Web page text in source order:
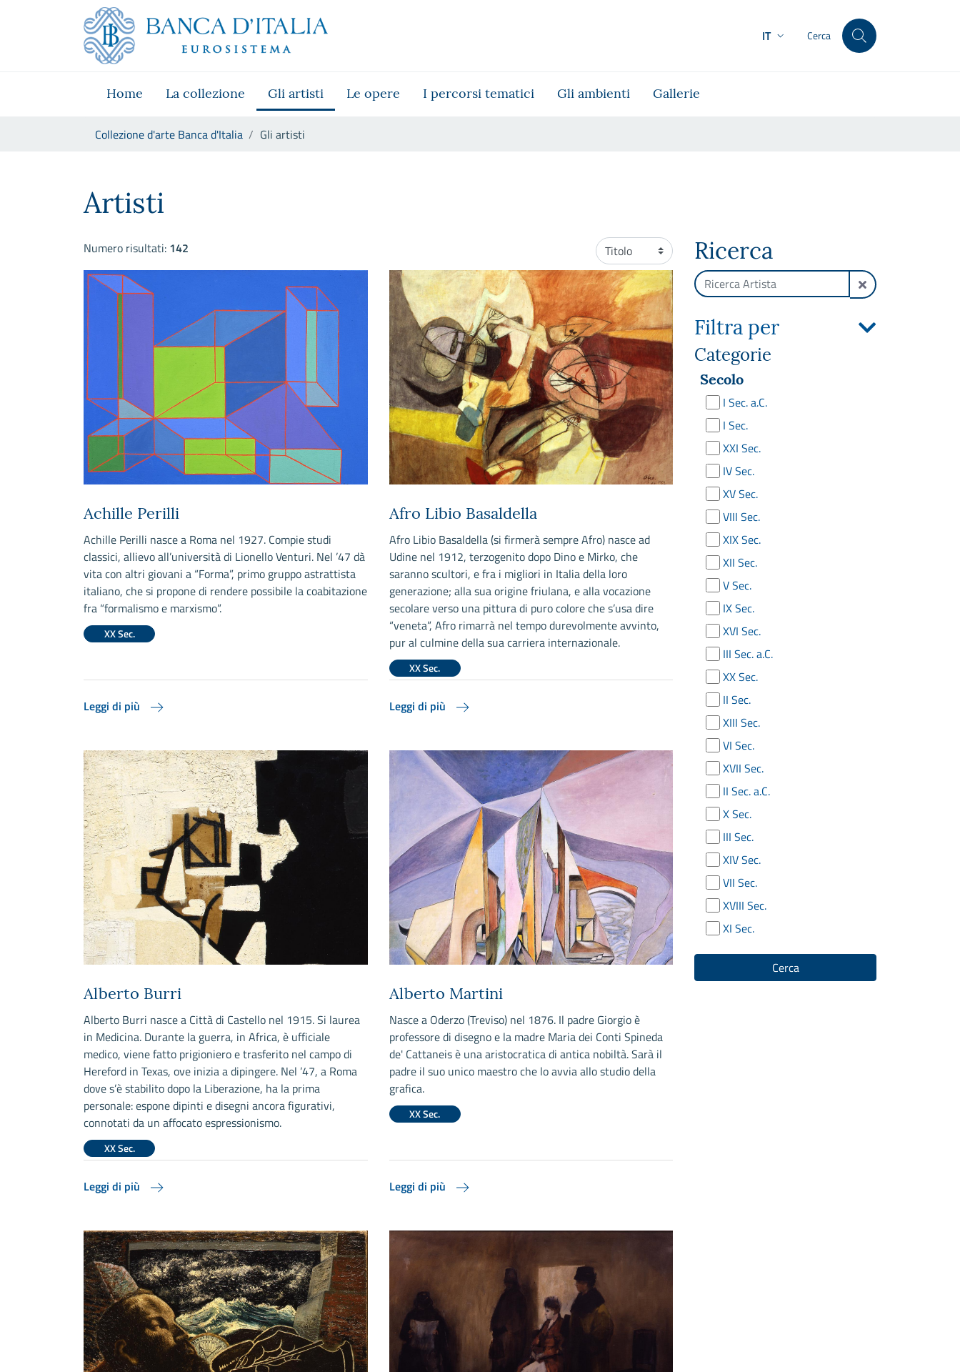
Skip to Main Content
Vai al sito istituzionale
Vai al menu di navigazione
Vai alla ricerca
Vai ai contenuti
IT Cerca
Home La collezione Gli artisti Le opere I percorsi tematici Gli ambienti Gallerie
Collezione d'arte Banca d'Italia Gli artisti
Artisti
Numero risultati: 142 Ordinamento
Achille Perilli
Achille Perilli nasce a Roma nel 1927. Compie studi
classici, allievo all’università di Lionello Venturi. Nel ’47 dà
vita con altri giovani a “Forma”, primo gruppo astrattista
italiano, che si propone di rendere possibile la coabitazione
fra “formalismo e marxismo”.
XX Sec.
Leggi di più
Afro Libio Basaldella
Afro Libio Basaldella (si firmerà sempre Afro) nasce ad
Udine nel 1912, terzogenito dopo Dino e Mirko, che
saranno scultori, e fra i migliori in Italia della loro
generazione; alla sua origine friulana, e alla vocazione
secolare verso una pittura di puro colore che s’usa dire
“veneta”, Afro rimarrà nel tempo durevolmente avvinto,
pur al culmine della sua carriera internazionale.
XX Sec.
Leggi di più
Alberto Burri
Alberto Burri nasce a Città di Castello nel 1915. Si laurea
in Medicina. Durante la guerra, in Africa, è ufficiale
medico, viene fatto prigioniero e trasferito nel campo di
Hereford in Texas, ove inizia a dipingere. Nel ’47, a Roma
dove s’è stabilito dopo la Liberazione, ha la prima
personale: espone dipinti e disegni ancora figurativi,
connotati da un affocato espressionismo.
XX Sec.
Leggi di più
Alberto Martini
Nasce a Oderzo (Treviso) nel 1876. Il padre Giorgio è
professore di disegno e la madre Maria dei Conti Spineda
de' Cattaneis è una aristocratica di antica nobiltà. Sarà il
padre il suo unico maestro che lo avvia allo studio della
grafica.
XX Sec.
Leggi di più
Ricerca
Filtra per
Categorie
Secolo
I Sec. a.C.
I Sec.
XXI Sec.
IV Sec.
XV Sec.
VIII Sec.
XIX Sec.
XII Sec.
V Sec.
IX Sec.
XVI Sec.
III Sec. a.C.
XX Sec.
II Sec.
XIII Sec.
VI Sec.
XVII Sec.
II Sec. a.C.
X Sec.
III Sec.
XIV Sec.
VII Sec.
XVIII Sec.
XI Sec.
Cerca